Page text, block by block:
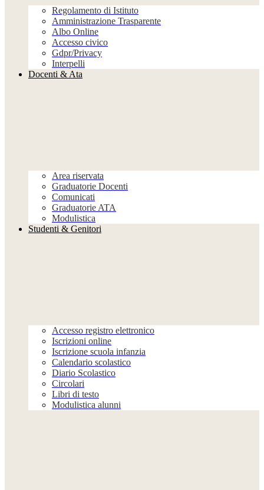
Regolamento di Istituto
Amministrazione Trasparente
Albo Online
Accesso civico
Gdpr/Privacy
Interpelli
Docenti & Ata
Area riservata
Graduatorie Docenti
Comunicati
Graduatorie ATA
Modulistica
Studenti & Genitori
Accesso registro elettronico
Iscrizioni online
Iscrizione scuola infanzia
Calendario scolastico
Diario Scolastico
Circolari
Libri di testo
Modulistica alunni